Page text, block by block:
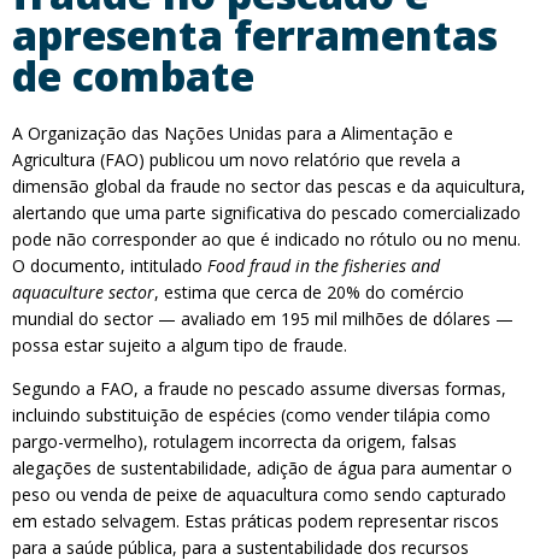
apresenta ferramentas
de combate
A Organização das Nações Unidas para a Alimentação e
Agricultura (FAO) publicou um novo relatório que revela a
dimensão global da fraude no sector das pescas e da aquicultura,
alertando que uma parte significativa do pescado comercializado
pode não corresponder ao que é indicado no rótulo ou no menu.
O documento, intitulado Food fraud in the fisheries and
aquaculture sector, estima que cerca de 20% do comércio
mundial do sector — avaliado em 195 mil milhões de dólares —
possa estar sujeito a algum tipo de fraude.
Segundo a FAO, a fraude no pescado assume diversas formas,
incluindo substituição de espécies (como vender tilápia como
pargo-vermelho), rotulagem incorrecta da origem, falsas
alegações de sustentabilidade, adição de água para aumentar o
peso ou venda de peixe de aquacultura como sendo capturado
em estado selvagem. Estas práticas podem representar riscos
para a saúde pública, para a sustentabilidade dos recursos